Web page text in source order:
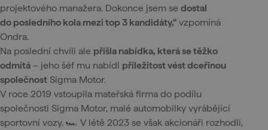
projektového manažera. Dokonce jsem se dostal
do posledního kola mezi top 3 kandidáty,“ vzpomíná
Ondra.
Na poslední chvíli ale přišla nabídka, která se těžko
odmítá – jeho šéf mu nabídl příležitost vést dceřinou
společnost Sigma Motor.
V roce 2019 vstoupila mateřská firma do podílu
společnosti Sigma Motor, malé automobilky vyrábějící
sportovní vozy. 🏎️ V létě 2023 se však akcionáři rozhodli,